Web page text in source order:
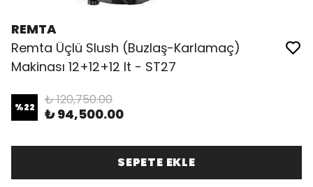
REMTA
Remta Üçlü Slush (Buzlaş-Karlamaç)
Makinası 12+12+12 lt - ST27
%22 ₺ 120,750.00
₺ 94,500.00
SEPETE EKLE